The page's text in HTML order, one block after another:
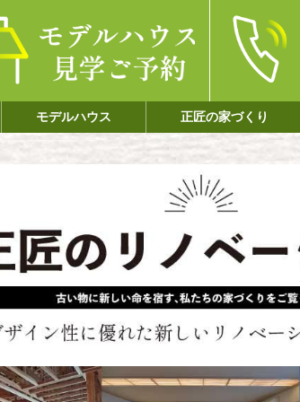
モデルハウス 正匠の家づくり